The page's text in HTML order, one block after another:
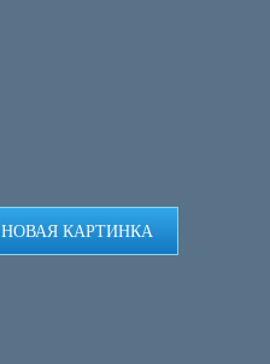
НОВАЯ КАРТИНКА